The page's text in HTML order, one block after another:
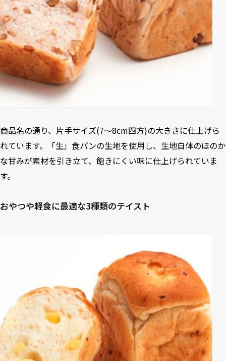
商品名の通り、片手サイズ(7～8cm四方)の大きさに仕上げら
れています。「生」食パンの生地を使用し、生地自体のほのか
な甘みが素材を引き立て、飽きにくい味に仕上げられていま
す。
おやつや軽食に最適な3種類のテイスト